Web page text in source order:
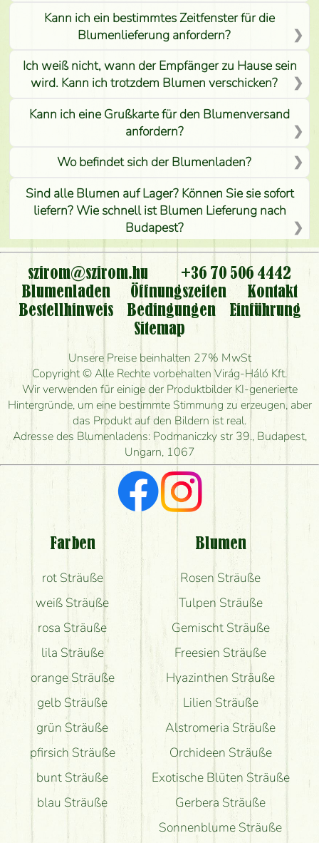
Kann ich ein bestimmtes Zeitfenster für die
Blumenlieferung anfordern?
Ich weiß nicht, wann der Empfänger zu Hause sein
wird. Kann ich trotzdem Blumen verschicken?
Kann ich eine Grußkarte für den Blumenversand
anfordern?
Wo befindet sich der Blumenladen?
Sind alle Blumen auf Lager? Können Sie sie sofort
liefern? Wie schnell ist Blumen Lieferung nach
Budapest?
Ist der Blumenladen non stop geöffnet?
Kann ich den bestellten Blumenstrauß persönlich
nehmen oder nur per Blumenversand?
Ist eine Bestellung für ländliche Gebiete möglich?
Wie lange kann ich heute Blumen mit Lieferung
bestellen?
Wie schnell können Sie den Blumenstrauß
herstellen und wann können Sie ihn frühestens
liefern?
Ich suche rote Rosen, hast du welche?
Welche Rückmeldungen bekomme ich zum
Bekomme ich wirklich, was auf dem Bild zu sehen
szirom@szirom.hu
+36 70 506 4442
Blumenladen
Öffnungszeiten
Kontakt
Bestellhinweis
Bedingungen
Einführung
Sitemap
Unsere Preise beinhalten 27% MwSt
Copyright © Alle Rechte vorbehalten Virág-Háló Kft.
Wir verwenden für einige der Produktbilder KI-generierte
Hintergründe, um eine bestimmte Stimmung zu erzeugen, aber
das Produkt auf den Bildern ist real.
Adresse des Blumenladens: Podmaniczky str 39., Budapest,
Ungarn, 1067
Farben
rot Sträuße
weiß Sträuße
rosa Sträuße
lila Sträuße
orange Sträuße
gelb Sträuße
grün Sträuße
pfirsich Sträuße
bunt Sträuße
blau Sträuße
Blumen
Rosen Sträuße
Tulpen Sträuße
Gemischt Sträuße
Freesien Sträuße
Hyazinthen Sträuße
Lilien Sträuße
Alstromeria Sträuße
Orchideen Sträuße
Exotische Blüten Sträuße
Gerbera Sträuße
Sonnenblume Sträuße